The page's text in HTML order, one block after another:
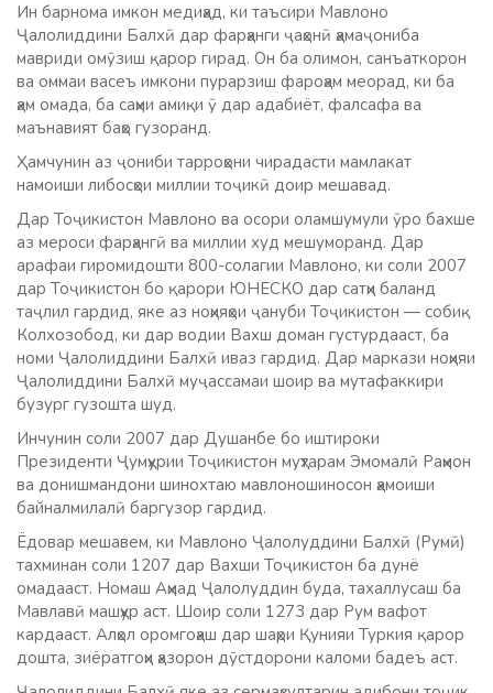
Ин барнома имкон медиҳад, ки таъсири Мавлоно
Ҷалолиддини Балхӣ дар фарҳанги ҷаҳонӣ ҳамаҷониба
мавриди омӯзиш қарор гирад. Он ба олимон, санъаткорон
ва оммаи васеъ имкони пурарзиш фароҳам меорад, ки ба
ҳам омада, ба саҳми амиқи ӯ дар адабиёт, фалсафа ва
маънавият баҳо гузоранд.
Ҳамчунин аз ҷониби тарроҳони чирадасти мамлакат
намоиши либосҳои миллии тоҷикӣ доир мешавад.
Дар Тоҷикистон Мавлоно ва осори оламшумули ӯро бахше
аз мероси фарҳангӣ ва миллии худ мешуморанд. Дар
арафаи гиромидошти 800-солагии Мавлоно, ки соли 2007
дар Тоҷикистон бо қарори ЮНЕСКО дар сатҳи баланд
таҷлил гардид, яке аз ноҳияҳои ҷануби Тоҷикистон — собиқ
Колхозобод, ки дар водии Вахш доман густурдааст, ба
номи Ҷалолиддини Балхӣ иваз гардид. Дар маркази ноҳияи
Ҷалолиддини Балхӣ муҷассамаи шоир ва мутафаккири
бузург гузошта шуд.
Инчунин соли 2007 дар Душанбе бо иштироки
Президенти Ҷумҳурии Тоҷикистон муҳтарам Эмомалӣ Раҳмон
ва донишмандони шинохтаю мавлоношиносон ҳамоиши
байналмилалӣ баргузор гардид.
Ёдовар мешавем, ки Мавлоно Ҷалолуддини Балхӣ (Румӣ)
тахминан соли 1207 дар Вахши Тоҷикистон ба дунё
омадааст. Номаш Аҳмад Ҷалолуддин буда, тахаллусаш ба
Мавлавӣ машҳур аст. Шоир соли 1273 дар Рум вафот
кардааст. Алҳол оромгоҳаш дар шаҳри Қунияи Туркия қарор
дошта, зиёратгоҳи ҳазорон дӯстдорони каломи бадеъ аст.